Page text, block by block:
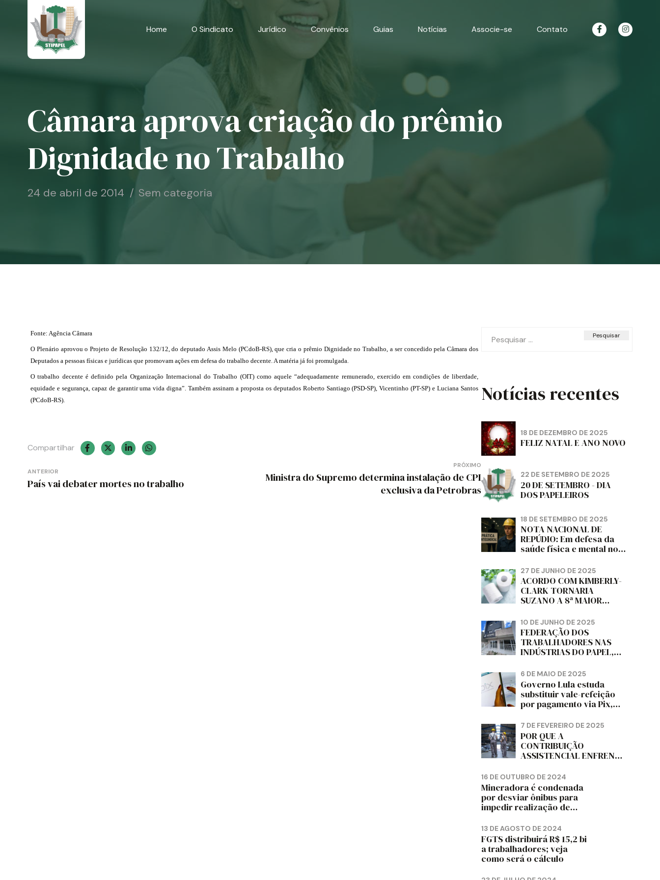
Home O Sindicato Jurídico Convênios Guias Notícias Associe-se Contato
Câmara aprova criação do prêmio
Dignidade no Trabalho
24 de abril de 2014 Sem categoria
Fonte: Agência Câmara
O Plenário aprovou o Projeto de Resolução 132/12, do deputado Assis Melo (PCdoB-RS), que cria o prêmio Dignidade no Trabalho, a ser concedido pela Câmara dos
Deputados a pessoas físicas e jurídicas que promovam ações em defesa do trabalho decente. A matéria já foi promulgada.
O trabalho decente é definido pela Organização Internacional do Trabalho (OIT) como aquele “adequadamente remunerado, exercido em condições de liberdade,
equidade e segurança, capaz de garantir uma vida digna”. Também assinam a proposta os deputados Roberto Santiago (PSD-SP), Vicentinho (PT-SP) e Luciana Santos
(PCdoB-RS).
Compartilhar
Navegação
de
ANTERIOR
País vai debater mortes no trabalho
PRÓXIMO
Ministra do Supremo determina instalação de CPI
exclusiva da Petrobras
por:
Notícias recentes
18 DE DEZEMBRO DE 2025
FELIZ NATAL E ANO NOVO
22 DE SETEMBRO DE 2025
20 DE SETEMBRO - DIA
DOS PAPELEIROS
18 DE SETEMBRO DE 2025
NOTA NACIONAL DE
REPÚDIO: Em defesa da
saúde física e mental no
da dignidade sindical.
27 DE JUNHO DE 2025
ACORDO COM KIMBERLY-
CLARK TORNARIA
SUZANO A 8ª MAIOR
HIGIÊNICO DO MUNDO,
DIZ FITCH
10 DE JUNHO DE 2025
FEDERAÇÃO DOS
TRABALHADORES NAS
INDÚSTRIAS DO PAPEL,
CORTIÇA E ARTEFATOS
DE PAPEL DO ESTADO DO
PARANÁ – FETRAPEL-PR
6 DE MAIO DE 2025
Governo Lula estuda
substituir vale-refeição
por pagamento via Pix,
7 DE FEVEREIRO DE 2025
POR QUE A
CONTRIBUIÇÃO
ASSISTENCIAL ENFRENTA
TRABALHADORES?
16 DE OUTUBRO DE 2024
Mineradora é condenada
por desviar ônibus para
impedir realização de
13 DE AGOSTO DE 2024
FGTS distribuirá R$ 15,2 bi
a trabalhadores; veja
como será o cálculo